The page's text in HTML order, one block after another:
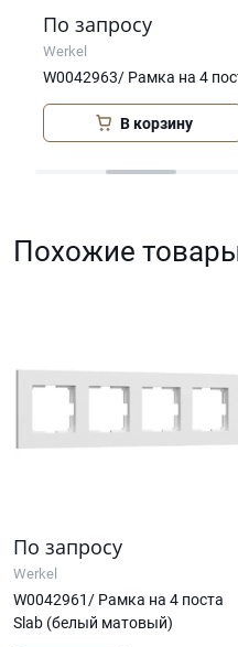
По запросу
Werkel
W0042963/ Рамка на 4
В корзину
Похожие
По запросу
Werkel
W0042961/ Рамка на 4 поста
Slab (белый матовый)